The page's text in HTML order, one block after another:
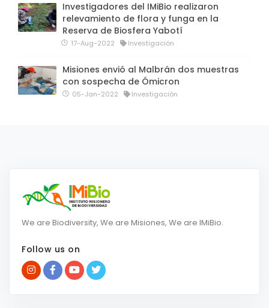
Investigadores del IMiBio realizaron
relevamiento de flora y funga en la
Reserva de Biosfera Yabotí
17-Aug-2022 Investigación
Misiones envió al Malbrán dos muestras
con sospecha de Ómicron
05-Jan-2022 Investigación
We are Biodiversity, We are Misiones, We are IMiBio.
Follow us on